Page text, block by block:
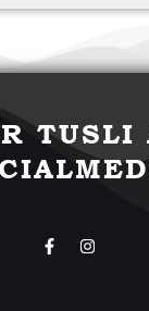
TUSLI
F
a
I
n